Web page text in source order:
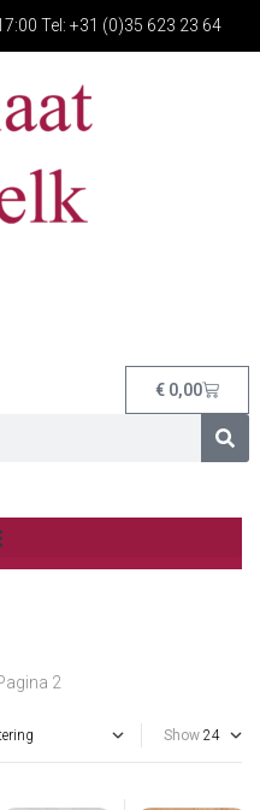
Tel: +31 (0)35 623 23 64
€ 0,00
2
Show